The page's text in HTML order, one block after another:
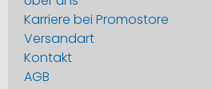
Karriere bei Promostore
Versandart
Kontakt
AGB